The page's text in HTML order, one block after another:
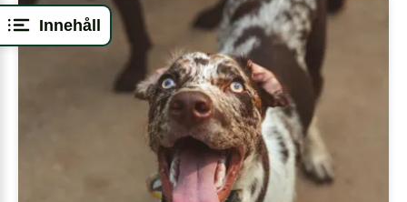
Innehåll